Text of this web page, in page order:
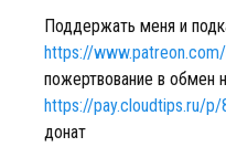
Поддержать меня и
https://
пожертвование в обмен
https://pay.cloudtips.ru/p/
донат